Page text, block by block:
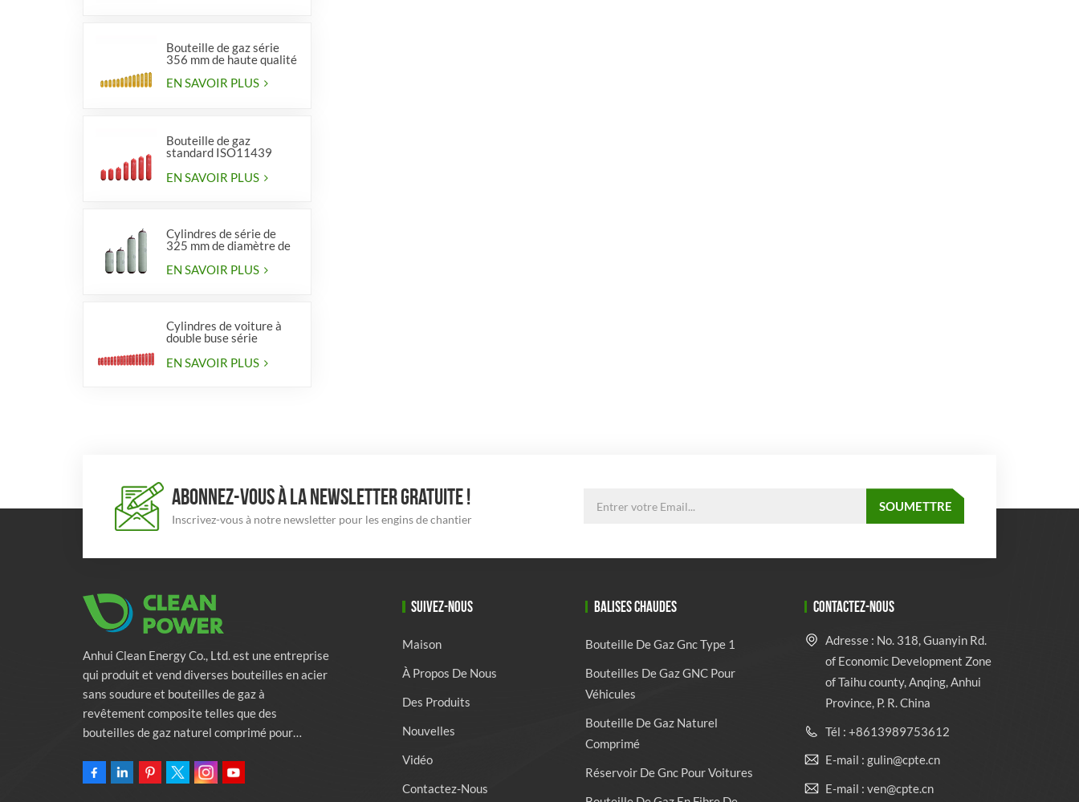
Bouteille de gaz série
356 mm de haute qualité
EN SAVOIR PLUS
Bouteille de gaz
standard ISO11439
EN SAVOIR PLUS
Cylindres de série de
325 mm de diamètre de
véhicules
EN SAVOIR PLUS
Cylindres de voiture à
double buse série
EN SAVOIR PLUS
ABONNEZ-VOUS À LA NEWSLETTER GRATUITE !
Inscrivez-vous à notre newsletter pour les engins de chantier
Anhui Clean Energy Co., Ltd. est une entreprise
qui produit et vend diverses bouteilles en acier
sans soudure et bouteilles de gaz à
revêtement composite telles que des
bouteilles de gaz naturel comprimé pour
des bouteilles de lutte contre l'incendie.
SUIVEZ-NOUS
Maison
À Propos De Nous
Des Produits
Nouvelles
Vidéo
Contactez-Nous
BALISES CHAUDES
Bouteille De Gaz Gnc Type 1
Bouteilles De Gaz GNC Pour
Véhicules
Bouteille De Gaz Naturel
Comprimé
Réservoir De Gnc Pour Voitures
CONTACTEZ-NOUS
Adresse : No. 318, Guanyin Rd.
of Economic Development Zone
of Taihu county, Anqing, Anhui
Province, P. R. China
Tél : +8613989753612
E-mail : gulin@cpte.cn
E-mail : ven@cpte.cn